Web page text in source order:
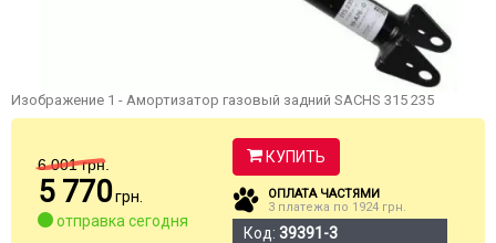
Изображение 1 - Амортизатор газовый задний SACHS 315 235
6 001 грн.
5 770грн.
отправка сегодня
КУПИТЬ
ОПЛАТА ЧАСТЯМИ
3 платежа по 1924 грн.
Код: 39391-3